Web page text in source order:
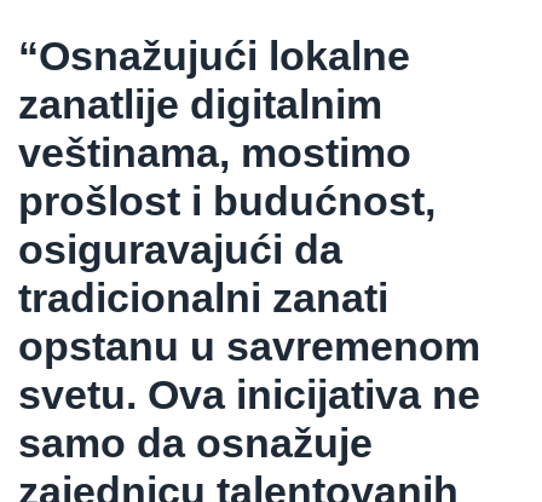
“Osnažujući lokalne
zanatlije digitalnim
veštinama, mostimo
prošlost i budućnost,
osiguravajući da
tradicionalni zanati
opstanu u savremenom
svetu. Ova inicijativa ne
samo da osnažuje
zajednicu talentovanih